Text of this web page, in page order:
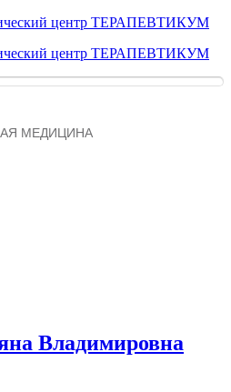
МЕДИЦИНА
Владимировна